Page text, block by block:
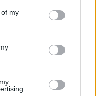
myacestor devieri și
intenția de vot în
electorale
Moldova cu